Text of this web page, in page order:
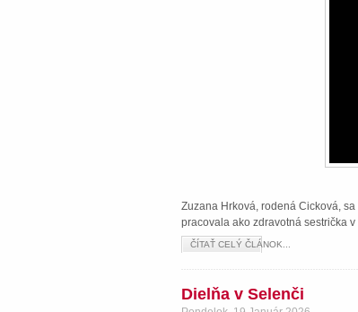
Zuzana Hrková, rodená Cicková,
pracovala ako zdravotná sestrička
ČÍTAŤ CELÝ ČLÁNOK...
Dielňa v Selenči